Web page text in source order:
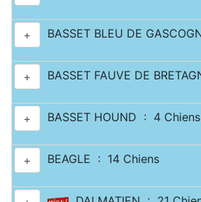
+ BASSET BLEU DE
+ BASSET FAUVE DE
+ BASSET HOUND : 4 Chiens
+ BEAGLE : 14 Chiens